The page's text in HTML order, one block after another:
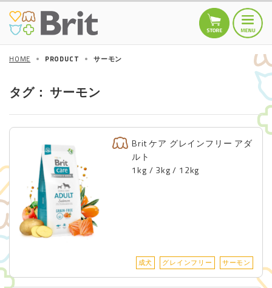
TOPICS
商品情報
DOGS
Brit MINI
CATS
Brit Care Cat
HOME PRODUCT サーモン
タグ： サーモン
Brit ケア グレインフリー アダ
ルト
1kg / 3kg / 12kg
成犬 グレインフリー サーモン